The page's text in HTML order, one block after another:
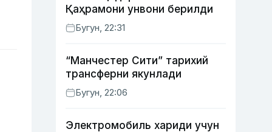
Қаҳрамони унвони берилди
Бугун, 22:31
“Манчестер Сити” тарихий
трансферни якунлади
Бугун, 22:06
Электромобиль хариди учун